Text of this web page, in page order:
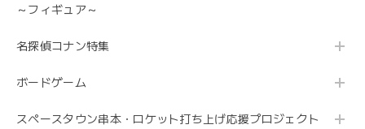
～フィギュア～
名探偵コナン特集
ボードゲーム
スペースタウン串本・ロケット打ち上げ応援プロジェクト